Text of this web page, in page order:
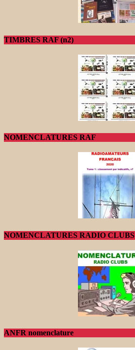
TIMBRES RAF (n2)
NOMENCLATURES RAF
NOMENCLATURES RADIO CLUBS
ANFR nomenclature